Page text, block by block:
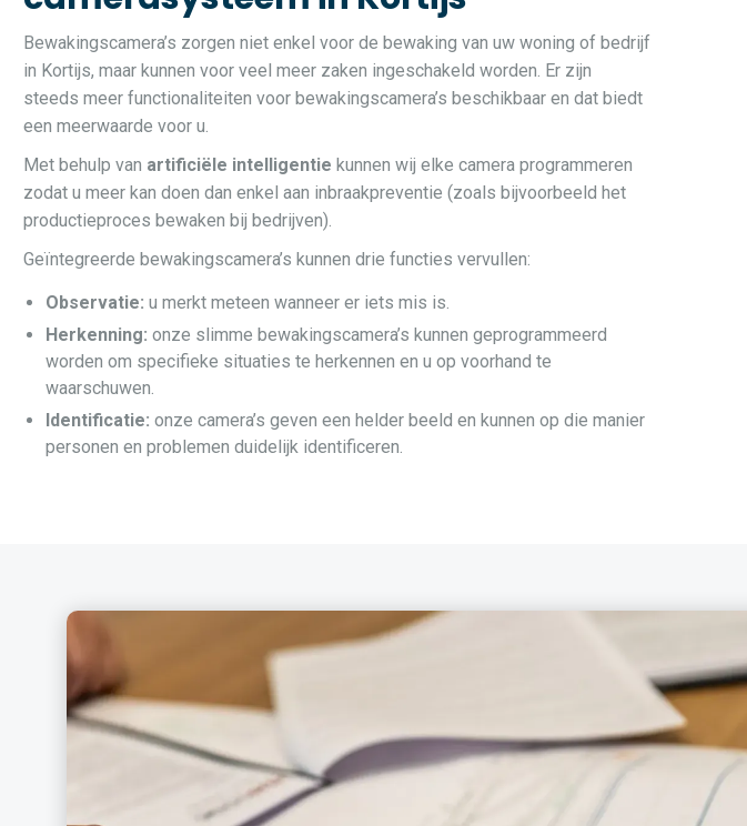
Bewakingscamera’s zorgen niet enkel voor de bewaking van uw woning of bedrijf
in Kortijs, maar kunnen voor veel meer zaken ingeschakeld worden. Er zijn
steeds meer functionaliteiten voor bewakingscamera’s beschikbaar en dat biedt
een meerwaarde voor u.
Met behulp van artificiële intelligentie kunnen wij elke camera programmeren
zodat u meer kan doen dan enkel aan inbraakpreventie (zoals bijvoorbeeld het
productieproces bewaken bij bedrijven).
Geïntegreerde bewakingscamera’s kunnen drie functies vervullen:
Observatie: u merkt meteen wanneer er iets mis is.
Herkenning: onze slimme bewakingscamera’s kunnen geprogrammeerd
worden om specifieke situaties te herkennen en u op voorhand te
waarschuwen.
Identificatie: onze camera’s geven een helder beeld en kunnen op die manier
personen en problemen duidelijk identificeren.